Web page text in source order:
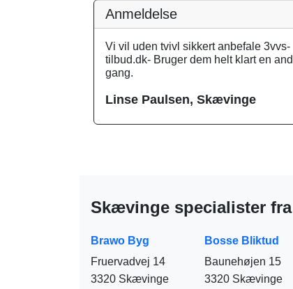
Anmeldelse
Vi vil uden tvivl sikkert anbefale 3vvs-
tilbud.dk- Bruger dem helt klart en
gang.
Linse Paulsen, Skævinge
Skævinge specialister
Brawo Byg
Fruervadvej 14
3320 Skævinge
Bosse Bliktud
Baunehøjen 15
3320 Skævinge